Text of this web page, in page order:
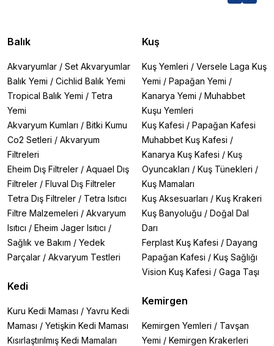
Balık
Akvaryumlar / Set Akvaryumlar
Balık Yemi / Cichlid Balık Yemi
Tropical Balık Yemi / Tetra
Yemi
Akvaryum Kumları / Bitki Kumu
Co2 Setleri / Akvaryum
Filtreleri
Eheim Dış Filtreler / Aquael Dış
Filtreler / Fluval Dış Filtreler
Tetra Dış Filtreler / Tetra Isıtıcı
Filtre Malzemeleri / Akvaryum
Isıtıcı / Eheim Jager Isıtıcı /
Sağlık ve Bakım / Yedek
Parçalar / Akvaryum Testleri
Kedi
Kuru Kedi Maması / Yavru Kedi
Maması / Yetişkin Kedi Maması
Kısırlaştırılmış Kedi Mamaları
Kuş
Kuş Yemleri / Versele Laga Kuş
Yemi / Papağan Yemi /
Kanarya Yemi / Muhabbet
Kuşu Yemleri
Kuş Kafesi / Papağan Kafesi
Muhabbet Kuş Kafesi /
Kanarya Kuş Kafesi / Kuş
Oyuncakları / Kuş Tünekleri /
Kuş Mamaları
Kuş Aksesuarları / Kuş Krakeri
Kuş Banyoluğu / Doğal Dal
Darı
Ferplast Kuş Kafesi / Dayang
Papağan Kafesi / Kuş Sağlığı
Vision Kuş Kafesi / Gaga Taşı
Kemirgen
Kemirgen Yemleri / Tavşan
Yemi / Kemirgen Krakerleri